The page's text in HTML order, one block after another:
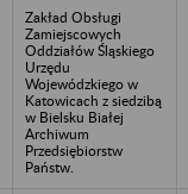
Zakład Obsługi
Zamiejscowych
Oddziałów Śląskiego
Urzędu
Wojewódzkiego w
Katowicach z siedzibą
w Bielsku Białej
Archiwum
Przedsiębiorstw
Państw.